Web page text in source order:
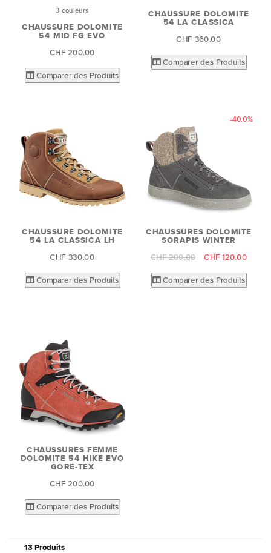
3 couleurs
CHAUSSURE DOLOMITE
54 MID FG EVO
CHF 200.00
Comparer des Produits
CHAUSSURE DOLOMITE
54 LA CLASSICA
CHF 360.00
Comparer des Produits
CHAUSSURE DOLOMITE
54 LA CLASSICA LH
CHF 330.00
Comparer des Produits
-40.0%
CHAUSSURES DOLOMITE
SORAPIS WINTER
CHF 200.00 CHF 120.00
Comparer des Produits
CHAUSSURES FEMME
DOLOMITE 54 HIKE EVO
GORE-TEX
CHF 200.00
Comparer des Produits
13 Produits